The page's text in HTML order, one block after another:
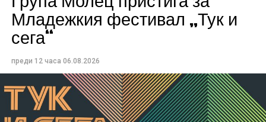
Младежкия фестивал „Тук и
сега“
преди 12 часа 06.08.2026